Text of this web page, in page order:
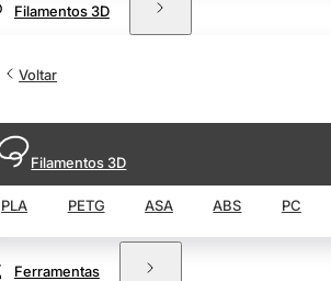
Filamentos 3D
Voltar
Filamentos 3D
PLA PETG ASA ABS PC
Ferramentas